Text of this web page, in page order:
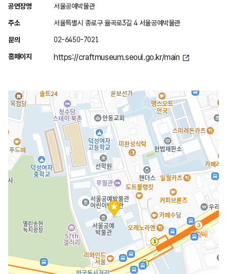
위
치
안
공연장명 서울공예박물관
주소 서울특별시 종로구 율곡로3길 4 서울공예박물관
문의 02-6450-7021
홈페이지 https://craftmuseum.seoul.go.kr/main